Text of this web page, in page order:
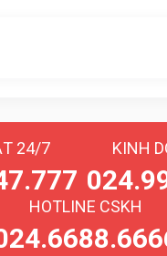
24/7 KINH
HOTLINE CSKH